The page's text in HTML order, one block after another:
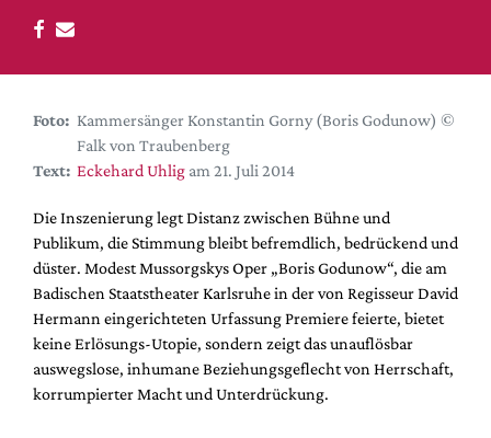
DdB-map
Kalender
Festival-Planer
Hefte
Alle Hefte
Leseproben
Podcast
Service
Shop / Abo
Newsletter
Foto: Kammersänger Konstantin Gorny (Boris Godunow) ©
Falk von Traubenberg
Text: Eckehard Uhlig am 21. Juli 2014
Die Inszenierung legt Distanz zwischen Bühne und
Publikum, die Stimmung bleibt befremdlich, bedrückend und
düster. Modest Mussorgskys Oper „Boris Godunow“, die am
Badischen Staatstheater Karlsruhe in der von Regisseur David
Hermann eingerichteten Urfassung Premiere feierte, bietet
keine Erlösungs-Utopie, sondern zeigt das unauflösbar
auswegslose, inhumane Beziehungsgeflecht von Herrschaft,
korrumpierter Macht und Unterdrückung.